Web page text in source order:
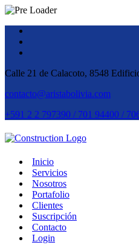
Calle 21 de Calacoto, 8548
contacto@aristabolivia.com
+591 2 2 797390 / 701 94400 /
Inicio
Servicios
Nosotros
Portafolio
Clientes
Suscripción
Contacto
Login